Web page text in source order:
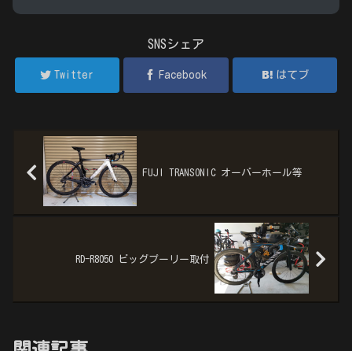
SNSシェア
Twitter Facebook はてブ
FUJI TRANSONIC オーバーホール等
RD-R8050 ビッグプーリー取付